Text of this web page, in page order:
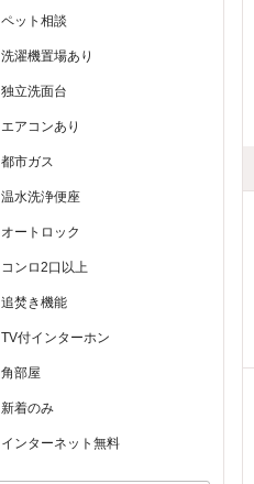
ペット相談
洗濯機置場あり
独立洗面台
エアコンあり
都市ガス
温水洗浄便座
オートロック
コンロ2口以上
追焚き機能
TV付インターホン
角部屋
新着のみ
インターネット無料